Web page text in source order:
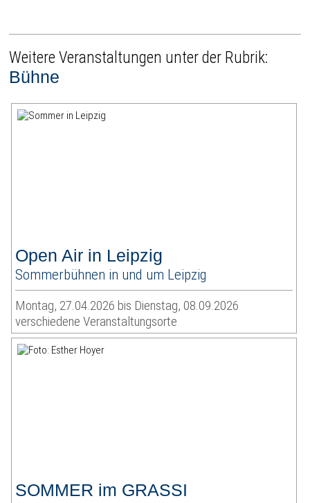
Weitere Veranstaltungen unter der Rubrik:
Bühne
Open Air in Leipzig
Sommerbühnen in und um Leipzig
Montag, 27.04.2026 bis Dienstag, 08.09.2026
verschiedene Veranstaltungsorte
SOMMER im GRASSI